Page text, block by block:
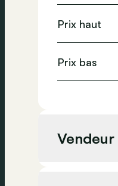
Prix haut
Prix bas
Vendeur